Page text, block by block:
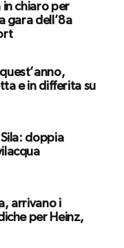
in chiaro per
gara dell’8a
e in differita su
doppia
arrivano i
per Heinz,